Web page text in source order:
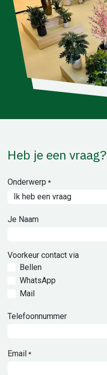
Heb je een vraag?
Onderwerp *
Je Naam
Voorkeur contact via
Bellen
WhatsApp
Mail
Telefoonnummer
Email*